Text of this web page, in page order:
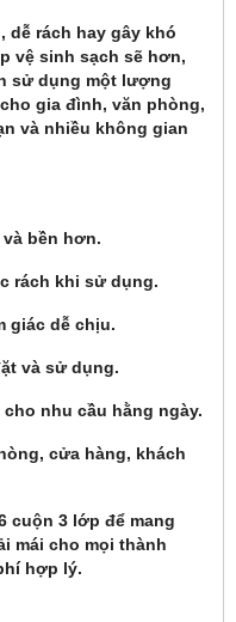
dễ rách hay gây khó
vệ sinh sạch sẽ hơn,
sử dụng một lượng
gia đình, văn phòng,
và nhiều không gian
và bền hơn.
rách khi sử dụng.
giác dễ chịu.
và sử dụng.
nhu cầu hằng ngày.
cửa hàng, khách
cuộn 3 lớp để mang
mái cho mọi thành
hợp lý.